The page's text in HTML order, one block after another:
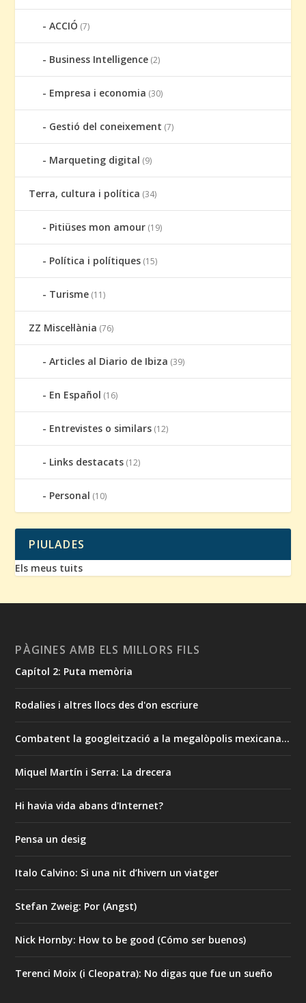
ACCIÓ (7)
Business Intelligence (2)
Empresa i economia (30)
Gestió del coneixement (7)
Marqueting digital (9)
Terra, cultura i política (34)
Pitiüses mon amour (19)
Política i polítiques (15)
Turisme (11)
ZZ Miscel·lània (76)
Articles al Diario de Ibiza (39)
En Español (16)
Entrevistes o similars (12)
Links destacats (12)
Personal (10)
PIULADES
Els meus tuits
PÀGINES AMB ELS MILLORS FILS
Capítol 2: Puta memòria
Rodalies i altres llocs des d'on escriure
Combatent la googleització a la megalòpolis mexicana…
Miquel Martín i Serra: La drecera
Hi havia vida abans d'Internet?
Pensa un desig
Italo Calvino: Si una nit d’hivern un viatger
Stefan Zweig: Por (Angst)
Nick Hornby: How to be good (Cómo ser buenos)
Terenci Moix (i Cleopatra): No digas que fue un sueño